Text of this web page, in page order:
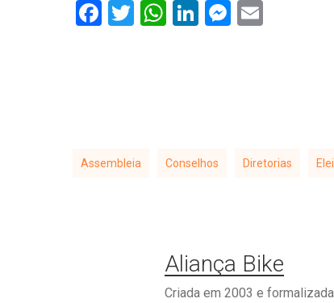
Facebook
Twitter
WhatsApp
LinkedIn
Assembleia Conselhos Diretorias
Aliança Bike
Criada em 2003 e